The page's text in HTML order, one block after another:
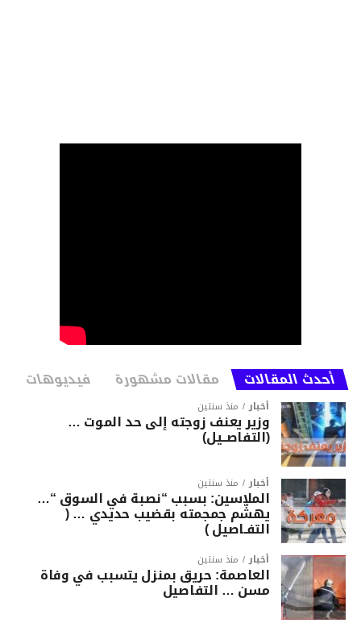
أحدث المقالات مقالات مشهورة فيديوهات
أخبار منذ سنتين
وزير يعنف زوجته إلى حد الموت …
(التفاصــيل)
أخبار منذ سنتين
الملاسين: بسبب “نصبة في السوق “…
يهشّم جمجمته بقضيب حديدي … (
التفـاصيل )
أخبار منذ سنتين
العاصمة: حريق بمنزل يتسبب في وفاة
مسن … التفاصيل